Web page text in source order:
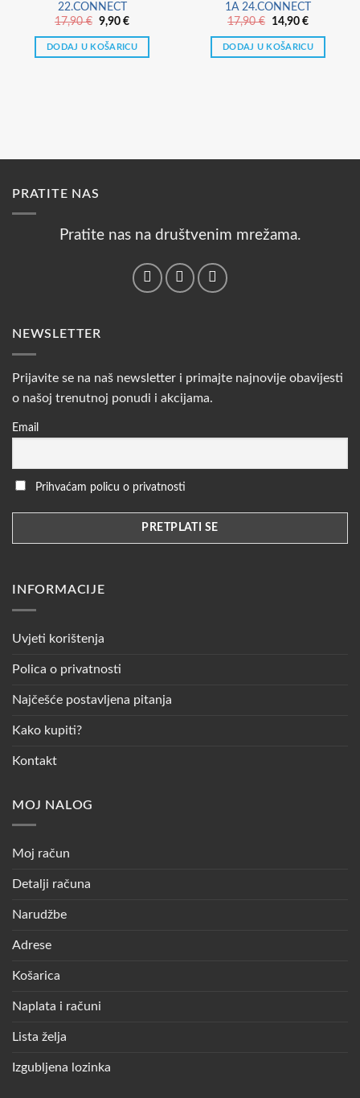
22.CONNECT
17,90€ Izvorna
bila
je:
9,90€Trenutna
je:
9,90 €.
DODAJ U KOŠARICU
1A 24.CONNECT
17,90€
Izvorna
bila
je:
14,90€Trenutna
je:
14,90 €.
DODAJ U KOŠARICU
PRATITE NAS
Pratite nas na društvenim mrežama.
NEWSLETTER
Prijavite se na naš newsletter i primajte najnovije obavijesti
o našoj trenutnoj ponudi i akcijama.
Email
Prihvaćam policu o privatnosti
INFORMACIJE
Uvjeti korištenja
Polica o privatnosti
Najčešće postavljena pitanja
Kako kupiti?
Kontakt
MOJ NALOG
Moj račun
Detalji računa
Narudžbe
Adrese
Košarica
Naplata i računi
Lista želja
Izgubljena lozinka